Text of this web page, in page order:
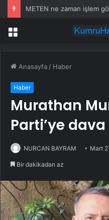
Menü
Anasayfa / Haber
Haber
Murathan
Parti’ye dava
NURCAN BAYRAM Mart
Bir dakikadan az